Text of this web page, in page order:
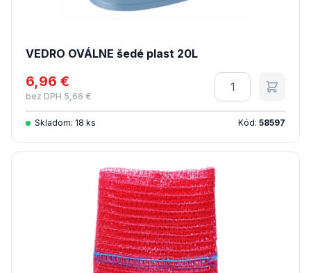
VEDRO OVÁLNE šedé plast 20L
6,96 €
bez DPH 5,66 €
Množstvo
Skladom: 18 ks Kód: 58597